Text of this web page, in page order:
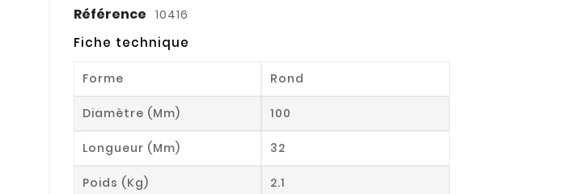
Référence 10416
Fiche technique
Forme Rond
Diamètre (mm) 100
Longueur (mm) 32
Poids (kg) 2.1